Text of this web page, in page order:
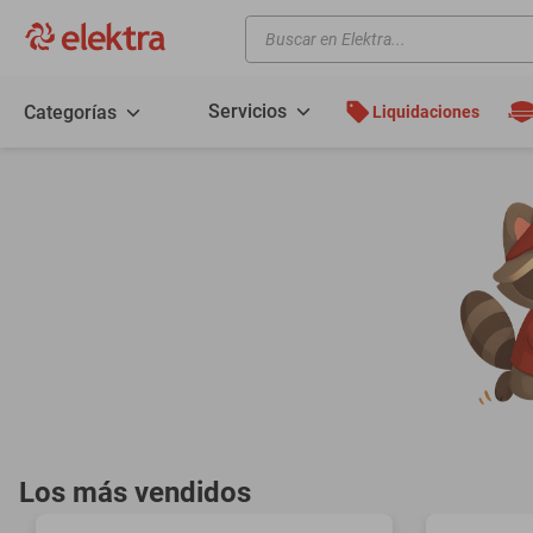
Buscar en Elektra...
Categorías Servicios Liquidaciones
Los más vendidos
motos